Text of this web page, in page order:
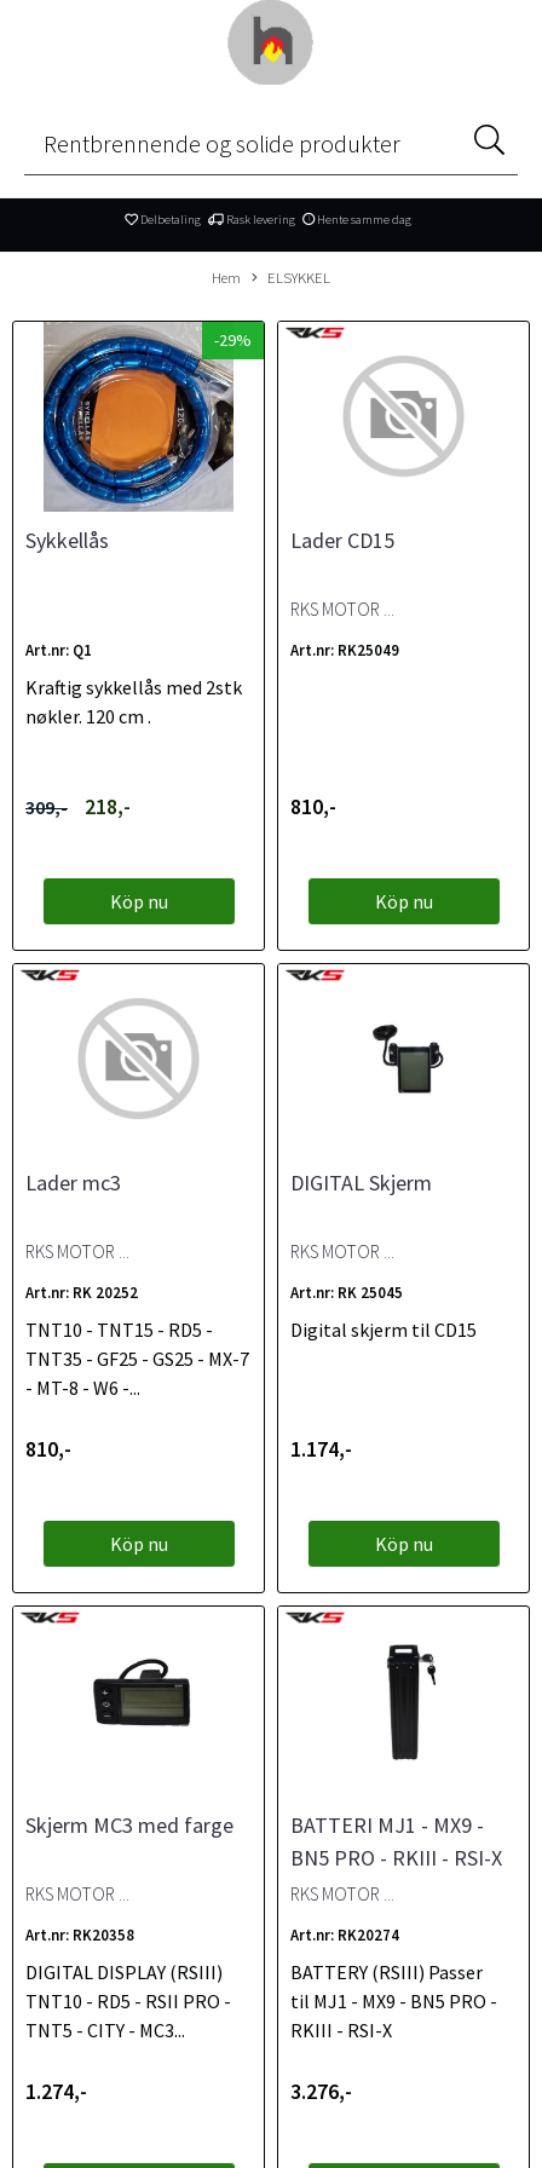
Delbetaling Rask levering Hente samme dag
Hem ELSYKKEL
-29%
Sykkellås
Art.nr: Q1
Kraftig sykkellås med 2stk
nøkler. 120 cm .
309,- 218,-
Köp nu
Lader CD15
RKS MOTOR ...
Art.nr: RK25049
810,-
Köp nu
Lader mc3
RKS MOTOR ...
Art.nr: RK 20252
TNT10 - TNT15 - RD5 -
TNT35 - GF25 - GS25 - MX-7
- MT-8 - W6 -...
810,-
Köp nu
DIGITAL Skjerm
RKS MOTOR ...
Art.nr: RK 25045
Digital skjerm til CD15
1.174,-
Köp nu
Skjerm MC3 med farge
RKS MOTOR ...
Art.nr: RK20358
DIGITAL DISPLAY (RSIII)
TNT10 - RD5 - RSII PRO -
TNT5 - CITY - MC3...
1.274,-
BATTERI MJ1 - MX9 -
BN5 PRO - RKIII - RSI-X
RKS MOTOR ...
Art.nr: RK20274
BATTERY (RSIII) Passer
til MJ1 - MX9 - BN5 PRO -
RKIII - RSI-X
3.276,-